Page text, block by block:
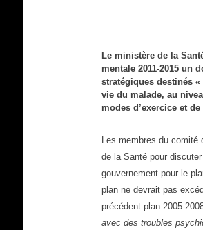
Le ministère de la
mentale 2011-2015 un
stratégiques destinés «
vie du malade, au
modes d’exercice et de
Les membres du comité
de la Santé pour
gouvernement pour le
plan ne devrait pas
précédent plan 2005-
avec des troubles